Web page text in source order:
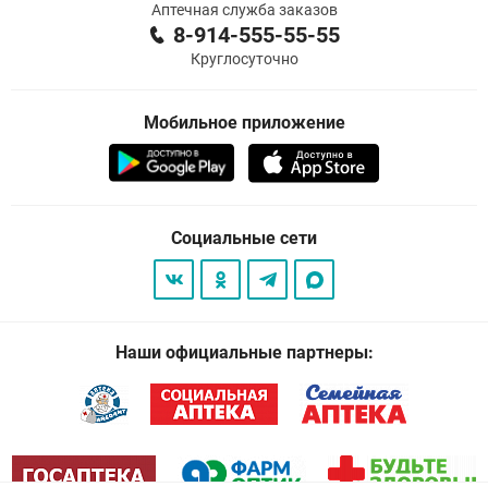
Аптечная служба заказов
8-914-555-55-55
Круглосуточно
Мобильное приложение
Социальные сети
Наши официальные партнеры: